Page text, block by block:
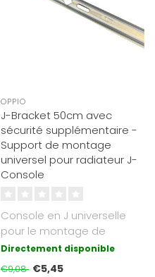
OPPIO
J-Bracket 50cm avec
sécurité supplémentaire -
Support de montage
universel pour radiateur J-
Console
Console en J universelle
pour le montage de
radiateurs sans points de
montage so..
Directement disponible
€9,08 €5,45